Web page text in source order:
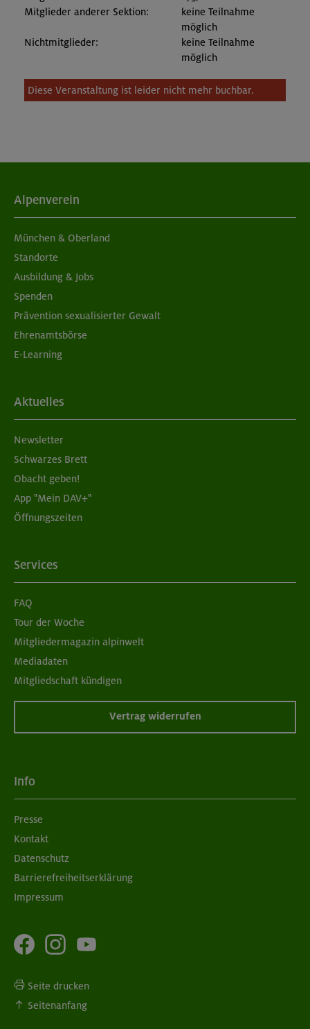
Mitglieder anderer Sektion:
keine Teilnahme
möglich
Nichtmitglieder:
keine Teilnahme
möglich
Diese Veranstaltung ist leider nicht mehr buchbar.
Alpenverein
München & Oberland
Standorte
Ausbildung & Jobs
Spenden
Prävention sexualisierter Gewalt
Ehrenamtsbörse
E-Learning
Aktuelles
Newsletter
Schwarzes Brett
Obacht geben!
App "Mein DAV+"
Öffnungszeiten
Services
FAQ
Tour der Woche
Mitgliedermagazin alpinwelt
Mediadaten
Mitgliedschaft kündigen
Vertrag widerrufen
Info
Presse
Kontakt
Datenschutz
Barrierefreiheitserklärung
Impressum
Seite drucken
Seitenanfang